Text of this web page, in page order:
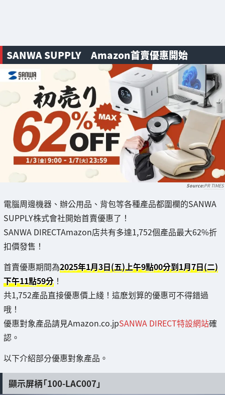
SANWA SUPPLY Amazon首賣優惠開始
PR TIMES
電腦周邊機器、辦公用品、背包等各種產品都圍欄的SANWA
SUPPLY株式會社開始首賣優惠了！
SANWA DIRECTAmazon店共有多達1,752個產品最大62%折
扣價發售！
首賣優惠期間為2025年1月3日(五)上午9點00分到1月7日(二)
下午11點59分 ！
共1,752產品直接優惠價上綫！這麽划算的優惠可不得錯過
哦！
優惠對象產品請見Amazon.co.jpSANWA DIRECT特設網站確
認。
以下介紹部分優惠對象產品。
顯示屏柄「100-LAC007」